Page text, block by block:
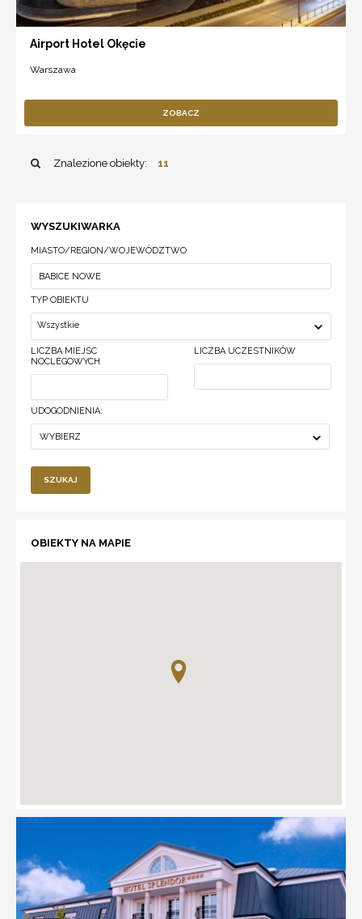
Airport Hotel Okęcie
Warszawa
ZOBACZ
Znalezione obiekty: 11
WYSZUKIWARKA
MIASTO/REGION/WOJEWÓDZTWO
TYP OBIEKTU
Wszystkie
LICZBA MIEJSC
NOCLEGOWYCH
LICZBA UCZESTNIKÓW
UDOGODNIENIA:
WYBIERZ
SZUKAJ
OBIEKTY NA MAPIE